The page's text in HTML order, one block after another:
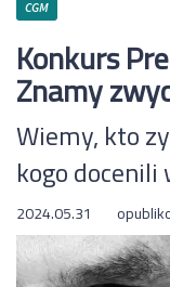
CGM
Konkurs
Znamy
Wiemy, kto
kogo
2024.05.31